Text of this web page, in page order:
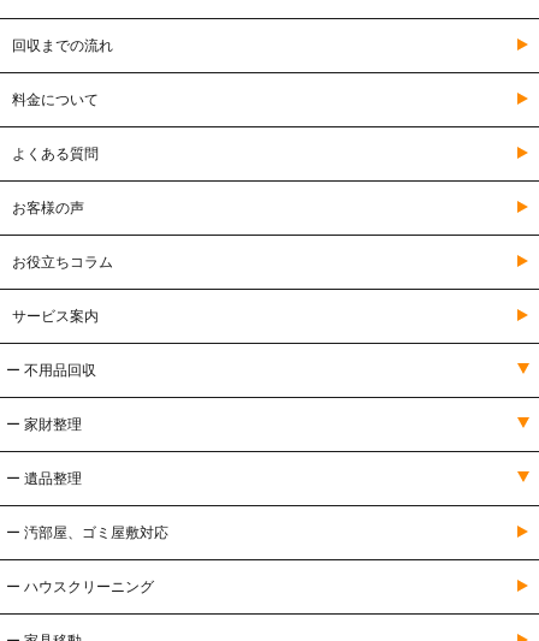
回収までの流れ
料金について
よくある質問
お客様の声
お役立ちコラム
サービス案内
ー 不用品回収
ー 家財整理
ー 遺品整理
ー 汚部屋、ゴミ屋敷対応
ー ハウスクリーニング